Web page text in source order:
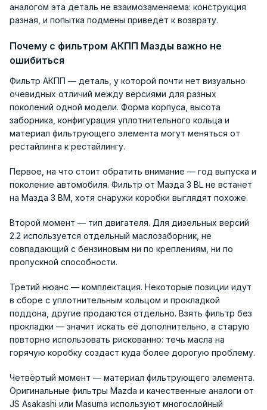
аналогом эта деталь не взаимозаменяема: конструкция
разная, и попытка подмены приведёт к возврату.
Почему с фильтром АКПП Мазды важно не
ошибиться
Фильтр АКПП — деталь, у которой почти нет визуально
очевидных отличий между версиями для разных
поколений одной модели. Форма корпуса, высота
заборника, конфигурация уплотнительного кольца и
материал фильтрующего элемента могут меняться от
рестайлинга к рестайлингу.
Первое, на что стоит обратить внимание — год выпуска и
поколение автомобиля. Фильтр от Мазда 3 BL не встанет
на Мазда 3 BM, хотя снаружи коробки выглядят похоже.
Второй момент — тип двигателя. Для дизельных версий
2.2 используется отдельный маслозаборник, не
совпадающий с бензиновым ни по креплениям, ни по
пропускной способности.
Третий нюанс — комплектация. Некоторые позиции идут
в сборе с уплотнительным кольцом и прокладкой
поддона, другие продаются отдельно. Взять фильтр без
прокладки — значит искать её дополнительно, а старую
повторно использовать рискованно: течь масла на
горячую коробку создаст куда более дорогую проблему.
Четвёртый момент — материал фильтрующего элемента.
Оригинальные фильтры Mazda и качественные аналоги от
JS Asakashi или Masuma используют многослойный